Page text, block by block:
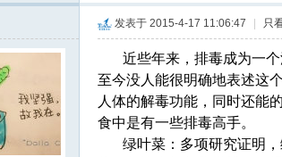
发表于 2015-4-17 11:06:47 只
近些年来，排毒成为一
至今没人能很明确地表述这
人体的解毒功能，同时还能
食中是有一些排毒高手。
绿叶菜：多项研究证明